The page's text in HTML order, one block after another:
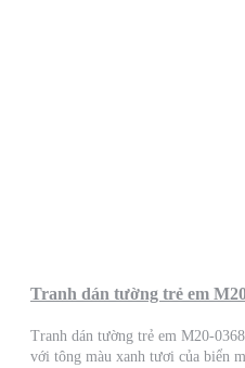
Tranh dán tường trẻ em
Tranh dán tường trẻ em M20-
với tông màu xanh tươi của biển